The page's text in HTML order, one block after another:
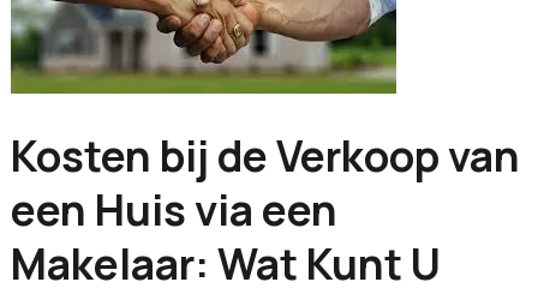
Kosten bij de Verkoop van
een Huis via een
Makelaar: Wat Kunt U